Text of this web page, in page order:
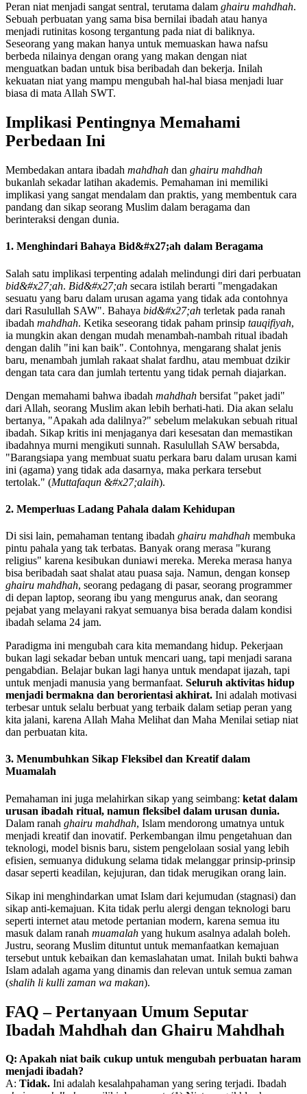
Peran niat menjadi sangat sentral, terutama dalam ghairu mahdhah.
Sebuah perbuatan yang sama bisa bernilai ibadah atau hanya
menjadi rutinitas kosong tergantung pada niat di baliknya.
Seseorang yang makan hanya untuk memuaskan hawa nafsu
berbeda nilainya dengan orang yang makan dengan niat
menguatkan badan untuk bisa beribadah dan bekerja. Inilah
kekuatan niat yang mampu mengubah hal-hal biasa menjadi luar
biasa di mata Allah SWT.
Implikasi Pentingnya Memahami
Perbedaan Ini
Membedakan antara ibadah mahdhah dan ghairu mahdhah
bukanlah sekadar latihan akademis. Pemahaman ini memiliki
implikasi yang sangat mendalam dan praktis, yang membentuk cara
pandang dan sikap seorang Muslim dalam beragama dan
berinteraksi dengan dunia.
1. Menghindari Bahaya Bid&#x27;ah dalam Beragama
Salah satu implikasi terpenting adalah melindungi diri dari perbuatan
bid&#x27;ah. Bid&#x27;ah secara istilah berarti "mengadakan
sesuatu yang baru dalam urusan agama yang tidak ada contohnya
dari Rasulullah SAW". Bahaya bid&#x27;ah terletak pada ranah
ibadah mahdhah. Ketika seseorang tidak paham prinsip tauqifiyah,
ia mungkin akan dengan mudah menambah-nambah ritual ibadah
dengan dalih "ini kan baik". Contohnya, mengarang shalat jenis
baru, menambah jumlah rakaat shalat fardhu, atau membuat dzikir
dengan tata cara dan jumlah tertentu yang tidak pernah diajarkan.
Dengan memahami bahwa ibadah mahdhah bersifat "paket jadi"
dari Allah, seorang Muslim akan lebih berhati-hati. Dia akan selalu
bertanya, "Apakah ada dalilnya?" sebelum melakukan sebuah ritual
ibadah. Sikap kritis ini menjaganya dari kesesatan dan memastikan
ibadahnya murni mengikuti sunnah. Rasulullah SAW bersabda,
"Barangsiapa yang membuat suatu perkara baru dalam urusan kami
ini (agama) yang tidak ada dasarnya, maka perkara tersebut
tertolak." (Muttafaqun &#x27;alaih).
2. Memperluas Ladang Pahala dalam Kehidupan
Di sisi lain, pemahaman tentang ibadah ghairu mahdhah membuka
pintu pahala yang tak terbatas. Banyak orang merasa "kurang
religius" karena kesibukan duniawi mereka. Mereka merasa hanya
bisa beribadah saat shalat atau puasa saja. Namun, dengan konsep
ghairu mahdhah, seorang pedagang di pasar, seorang programmer
di depan laptop, seorang ibu yang mengurus anak, dan seorang
pejabat yang melayani rakyat semuanya bisa berada dalam kondisi
ibadah selama 24 jam.
Paradigma ini mengubah cara kita memandang hidup. Pekerjaan
bukan lagi sekadar beban untuk mencari uang, tapi menjadi sarana
pengabdian. Belajar bukan lagi hanya untuk mendapat ijazah, tapi
untuk menjadi manusia yang bermanfaat. Seluruh aktivitas hidup
menjadi bermakna dan berorientasi akhirat. Ini adalah motivasi
terbesar untuk selalu berbuat yang terbaik dalam setiap peran yang
kita jalani, karena Allah Maha Melihat dan Maha Menilai setiap niat
dan perbuatan kita.
3. Menumbuhkan Sikap Fleksibel dan Kreatif dalam
Muamalah
Pemahaman ini juga melahirkan sikap yang seimbang: ketat dalam
urusan ibadah ritual, namun fleksibel dalam urusan dunia.
Dalam ranah ghairu mahdhah, Islam mendorong umatnya untuk
menjadi kreatif dan inovatif. Perkembangan ilmu pengetahuan dan
teknologi, model bisnis baru, sistem pengelolaan sosial yang lebih
efisien, semuanya didukung selama tidak melanggar prinsip-prinsip
dasar seperti keadilan, kejujuran, dan tidak merugikan orang lain.
Sikap ini menghindarkan umat Islam dari kejumudan (stagnasi) dan
sikap anti-kemajuan. Kita tidak perlu alergi dengan teknologi baru
seperti internet atau metode pertanian modern, karena semua itu
masuk dalam ranah muamalah yang hukum asalnya adalah boleh.
Justru, seorang Muslim dituntut untuk memanfaatkan kemajuan
tersebut untuk kebaikan dan kemaslahatan umat. Inilah bukti bahwa
Islam adalah agama yang dinamis dan relevan untuk semua zaman
(shalih li kulli zaman wa makan).
FAQ – Pertanyaan Umum Seputar
Ibadah Mahdhah dan Ghairu Mahdhah
Q: Apakah niat baik cukup untuk mengubah perbuatan haram
menjadi ibadah?
A: Tidak. Ini adalah kesalahpahaman yang sering terjadi. Ibadah